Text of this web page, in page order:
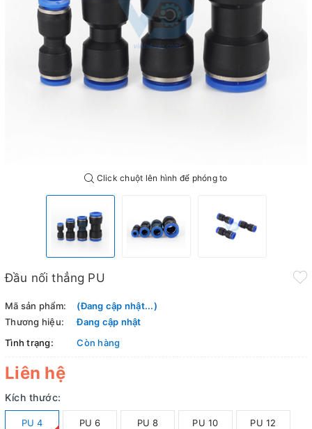
Click chuột lên hình để phóng to
Đầu nối thẳng PU
Mã sản phẩm:
(Đang cập nhật...)
Thương hiệu:
Đang cập nhật
Tình trạng:
Còn hàng
Liên hệ
Kích thước:
PU 4 PU 6 PU 8 PU 10 PU 12